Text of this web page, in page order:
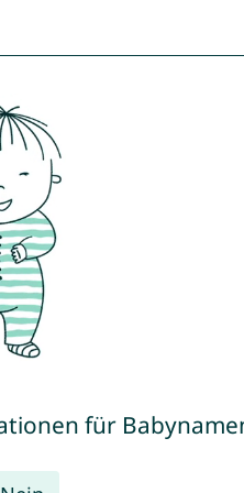
für